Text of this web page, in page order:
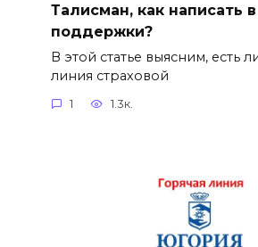
Талисман, как написать
поддержки?
В этой статье выясним, есть
линия страховой
1 1.3к.